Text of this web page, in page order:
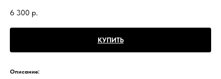
6 300 р.
КУПИТЬ
Описание: